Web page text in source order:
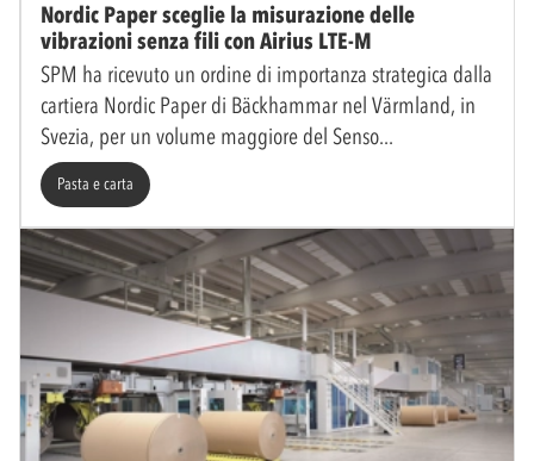
Nordic Paper sceglie la misurazione delle
vibrazioni senza fili con Airius LTE-M
SPM ha ricevuto un ordine di importanza strategica dalla
cartiera Nordic Paper di Bäckhammar nel Värmland, in
Svezia, per un volume maggiore del Senso
Pasta e carta